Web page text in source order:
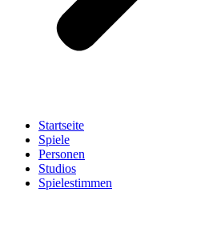
Startseite
Spiele
Personen
Studios
Spielestimmen